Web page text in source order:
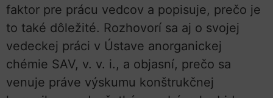
faktor pre prácu vedcov a popisuje, prečo je
to také dôležité. Rozhovorí sa aj o svojej
vedeckej práci v Ústave anorganickej
chémie SAV, v. v. i., a objasní, prečo sa
venuje práve výskumu konštrukčnej